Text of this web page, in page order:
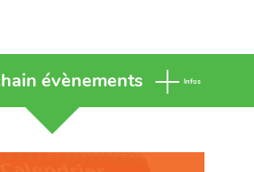
évènements Infos